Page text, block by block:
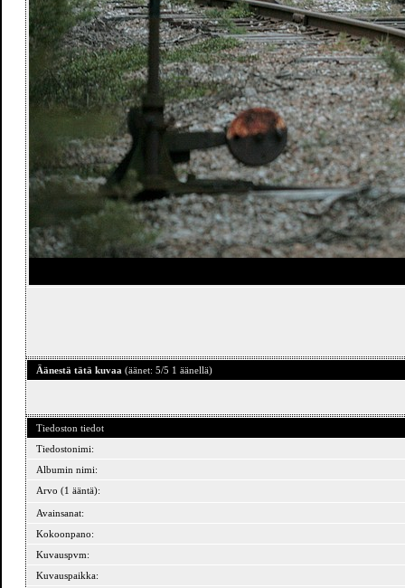
Äänestä tätä kuvaa (äänet: 5/5 1 äänellä)
Tiedoston tiedot
Tiedostonimi:
Albumin nimi:
Arvo (1 ääntä):
Avainsanat:
Kokoonpano:
Kuvauspvm:
Kuvauspaikka: